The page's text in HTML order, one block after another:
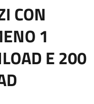
CON
1
E 200